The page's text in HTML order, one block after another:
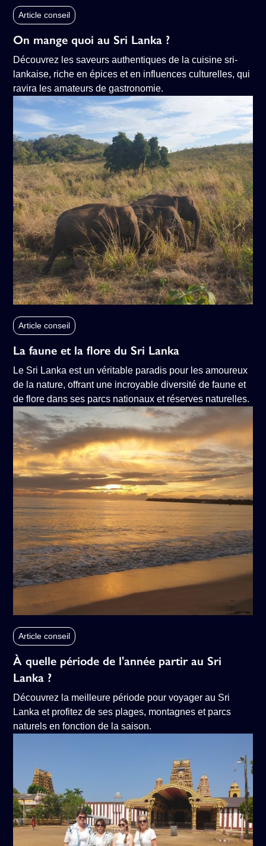
Article conseil
On mange quoi au Sri Lanka ?
Découvrez les saveurs authentiques de la cuisine sri-
lankaise, riche en épices et en influences culturelles, qui
ravira les amateurs de gastronomie.
Article conseil
La faune et la flore du Sri Lanka
Le Sri Lanka est un véritable paradis pour les amoureux
de la nature, offrant une incroyable diversité de faune et
de flore dans ses parcs nationaux et réserves naturelles.
Article conseil
À quelle période de l'année partir au Sri
Lanka ?
Découvrez la meilleure période pour voyager au Sri
Lanka et profitez de ses plages, montagnes et parcs
naturels en fonction de la saison.